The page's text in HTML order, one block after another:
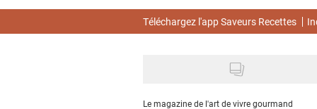
Téléchargez l'app Saveurs Recettes
Le magazine de l'art de vivre gourmand